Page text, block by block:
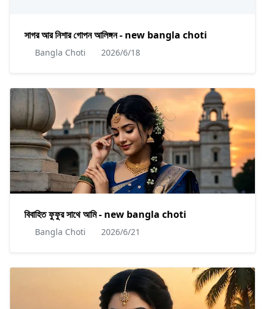
সাগর আর নিশার গোপন আলিঙ্গন - new bangla choti
Bangla Choti 2026/6/18
বিবাহিত ফুফুর সাথে আমি - new bangla choti
Bangla Choti 2026/6/21